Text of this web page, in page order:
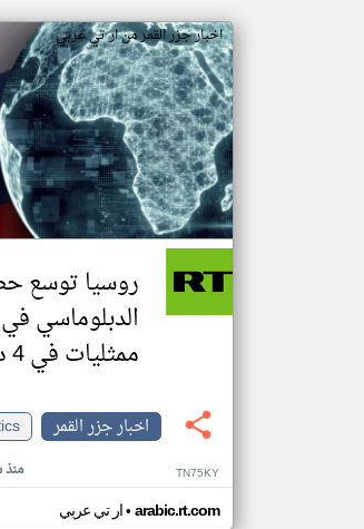
اخبار جزر القمر من ار تي عربي
روسيا توسع
الدبلوماسي في
ممثليات في 4 دول جديدة
اخبار جزر القمر
TN75KY
ار تي عربي• arabic.rt.com